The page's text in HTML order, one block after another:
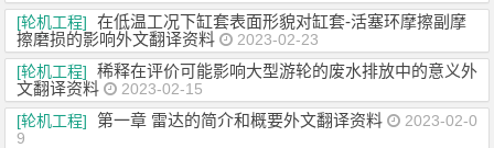
[轮机工程]
在低温工况下缸套表面形貌对缸套-活塞环摩擦副摩
擦磨损的影响外文翻译资料
2023-02-23
[轮机工程]
稀释在评价可能影响大型游轮的废水排放中的意义外
文翻译资料
2023-02-15
[轮机工程]
第一章 雷达的简介和概要外文翻译资料
2023-02-0
9